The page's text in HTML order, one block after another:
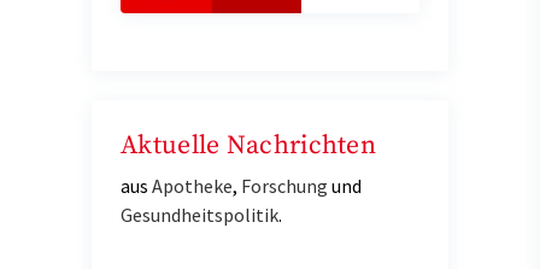
Aktuelle Nachrichten
aus Apotheke, Forschung und
Gesundheitspolitik.